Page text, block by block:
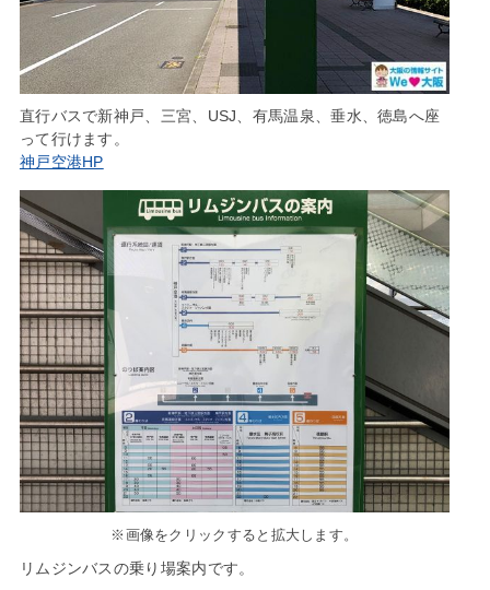
直行バスで新神戸、三宮、USJ、有馬温泉、垂水、徳島へ座
って行けます。
神戸空港HP
※画像をクリックすると拡大します。
リムジンバスの乗り場案内です。